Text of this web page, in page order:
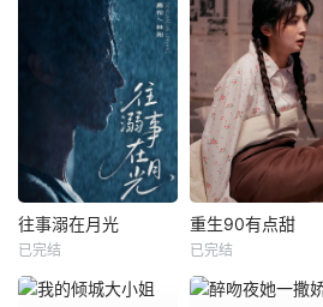
往事溺在月光
已完结
重生90有点甜
已完结